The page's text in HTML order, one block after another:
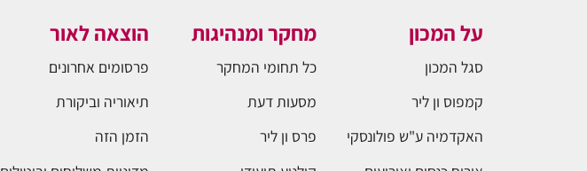
על המכון
סגל המכון
קמפוס ון ליר
האקדמיה ע"ש פולונסקי
מחקר ומנהיגות
כל תחומי המחקר
מסעות דעת
פרס ון ליר
הוצאה לאור
פרסומים אחרונים
תיאוריה וביקורת
הזמן הזה